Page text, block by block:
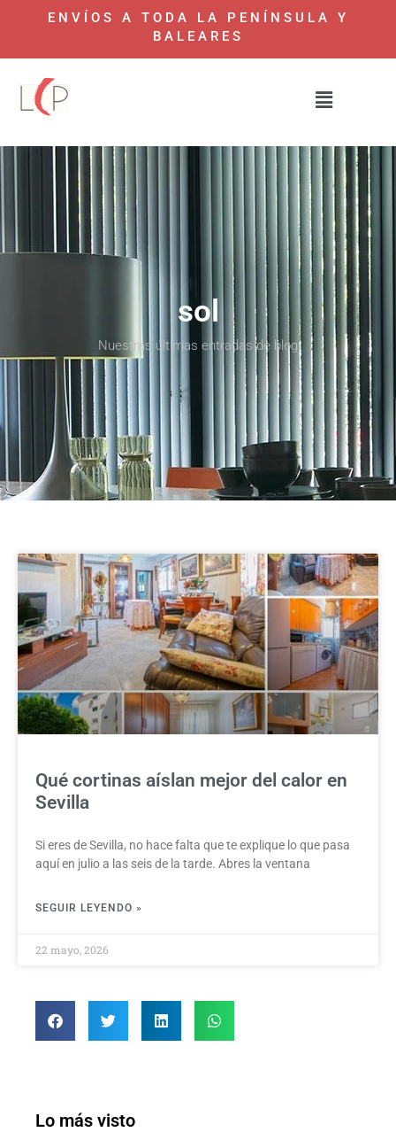
ENVÍOS A TODA LA PENÍNSULA Y
BALEARES
sol
Nuestras últimas entradas de blog
Qué cortinas aíslan mejor del calor en
Sevilla
Si eres de Sevilla, no hace falta que te explique lo que pasa
aquí en julio a las seis de la tarde. Abres la ventana
SEGUIR LEYENDO »
22 mayo, 2026
Lo más visto